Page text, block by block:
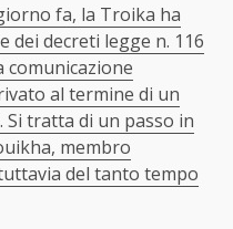
fa, la Troika ha
dei decreti legge n. 116
comunicazione
al termine di un
tratta di un passo in
membro
del tanto tempo